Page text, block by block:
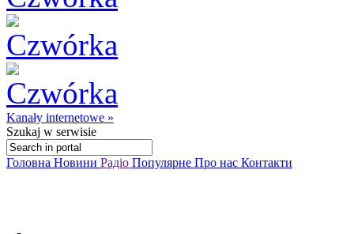
Kanały internetowe »
Szukaj w serwisie
Головна Новини Радіо Популярне Про нас Контакти